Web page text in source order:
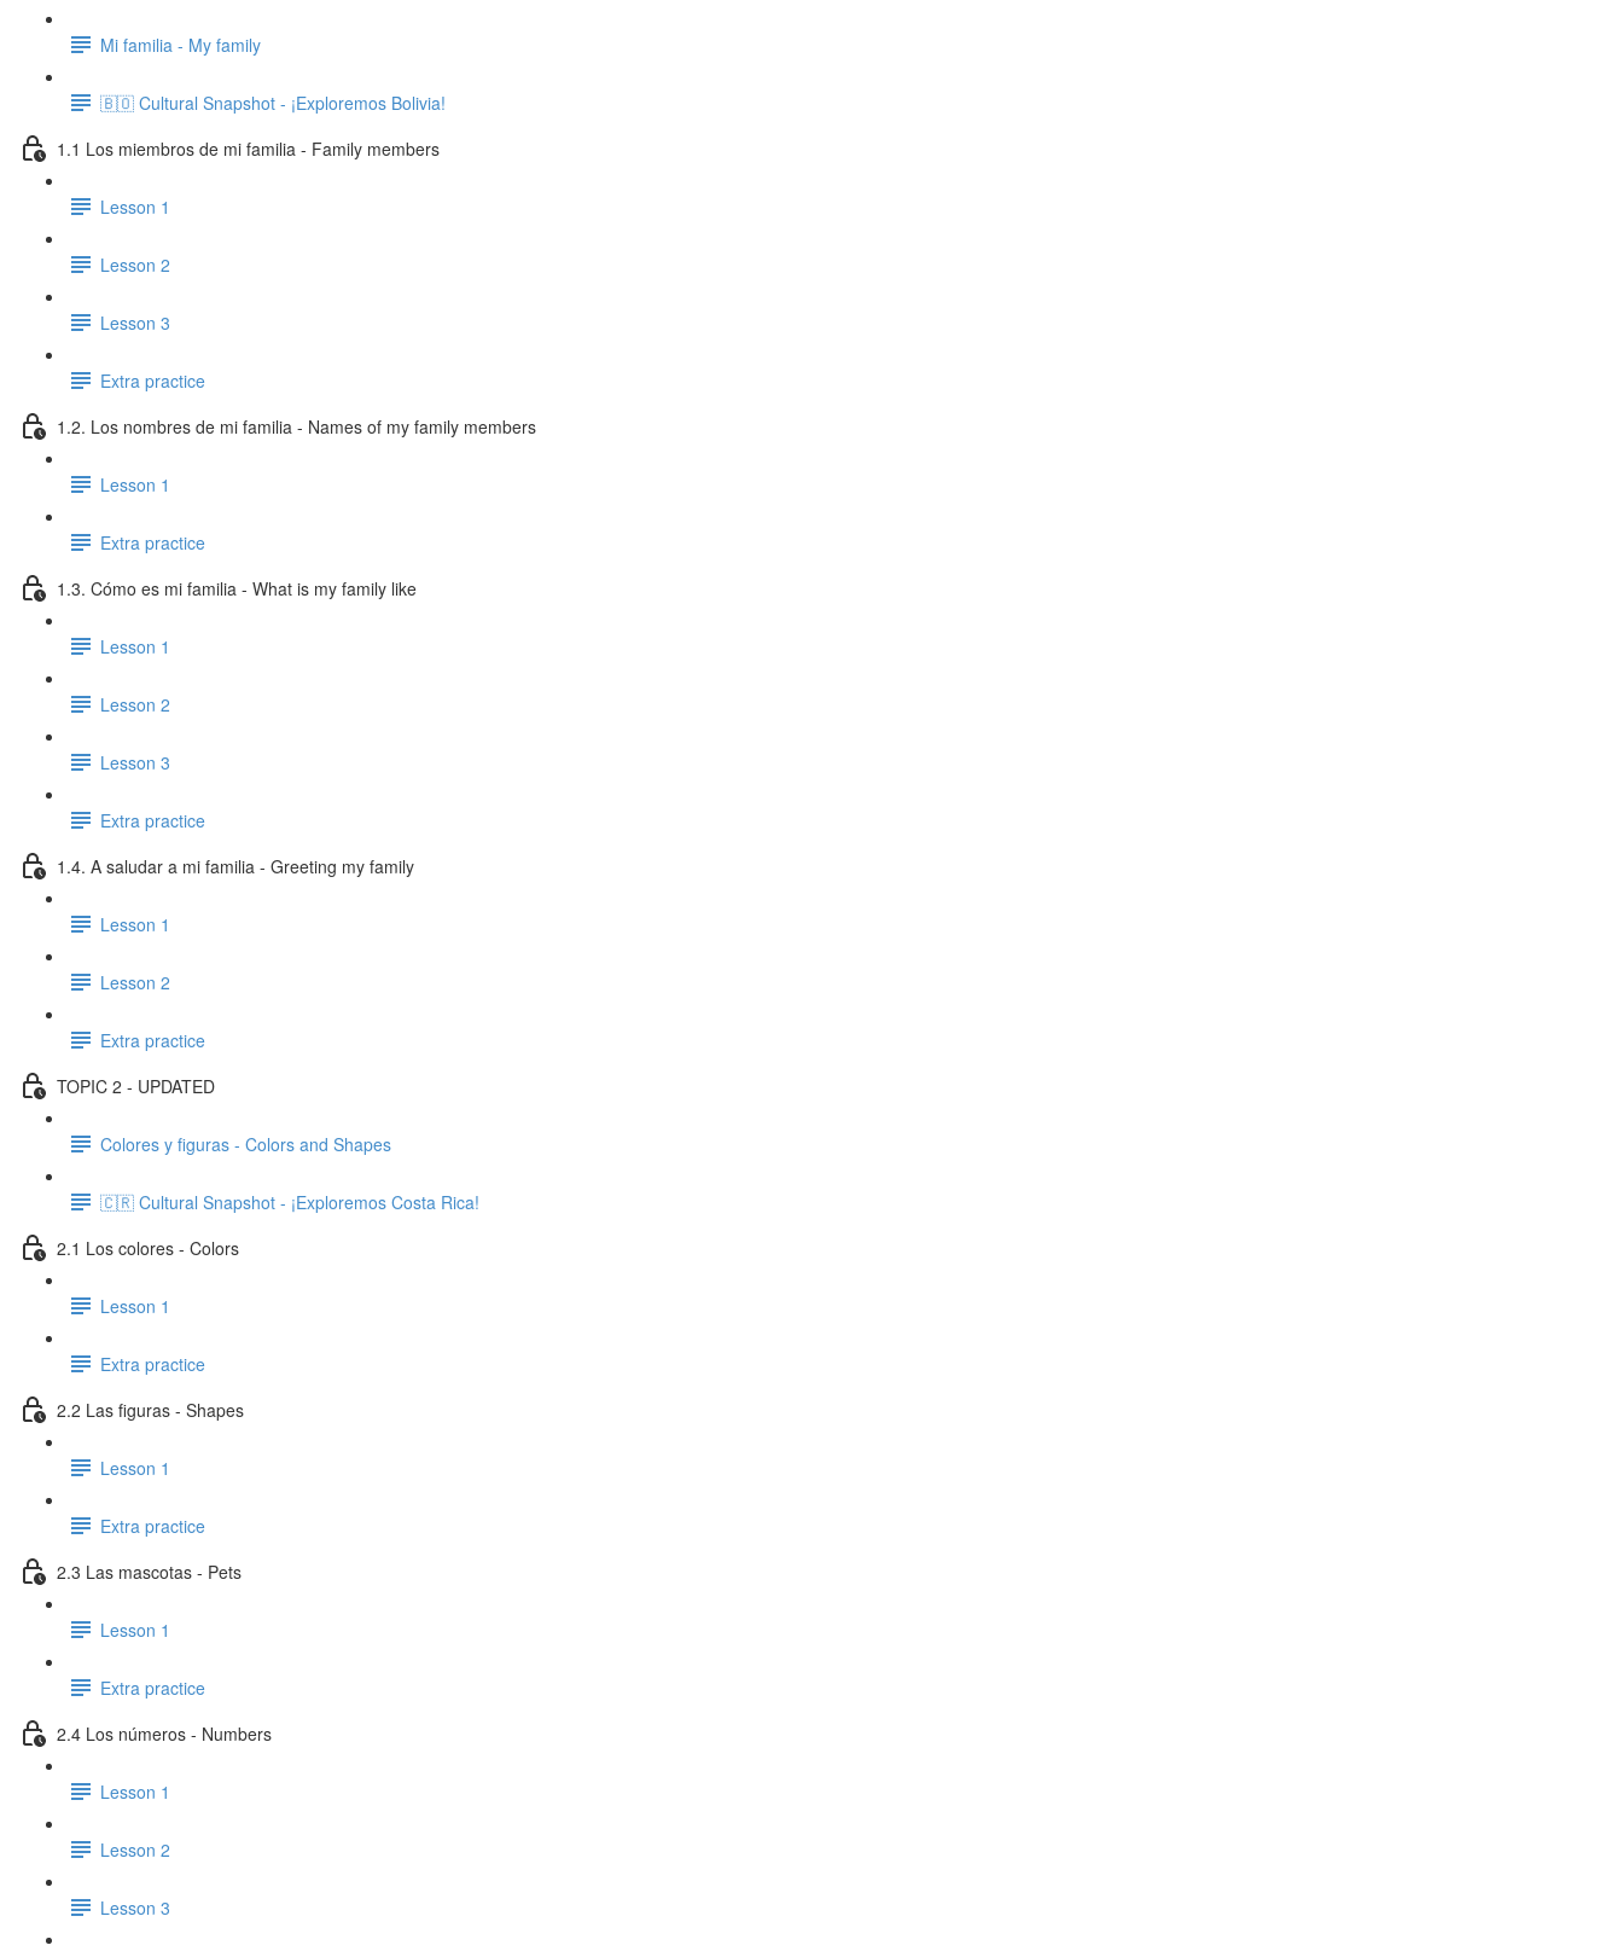
Mi familia - My family
🇧🇴 Cultural Snapshot - ¡Exploremos Bolivia!
1.1 Los miembros de mi familia - Family members
Lesson 1
Lesson 2
Lesson 3
Extra practice
1.2. Los nombres de mi familia - Names of my family members
Lesson 1
Extra practice
1.3. Cómo es mi familia - What is my family like
Lesson 1
Lesson 2
Lesson 3
Extra practice
1.4. A saludar a mi familia - Greeting my family
Lesson 1
Lesson 2
Extra practice
TOPIC 2 - UPDATED
Colores y figuras - Colors and Shapes
🇨🇷 Cultural Snapshot - ¡Exploremos Costa Rica!
2.1 Los colores - Colors
Lesson 1
Extra practice
2.2 Las figuras - Shapes
Lesson 1
Extra practice
2.3 Las mascotas - Pets
Lesson 1
Extra practice
2.4 Los números - Numbers
Lesson 1
Lesson 2
Lesson 3